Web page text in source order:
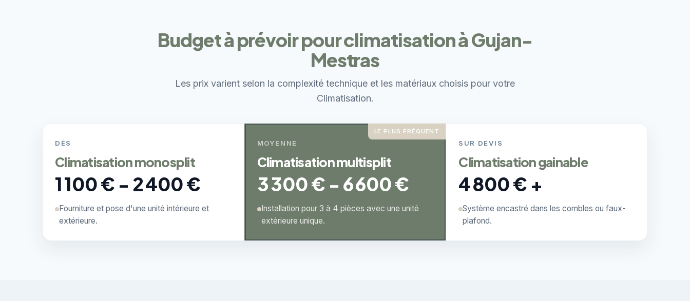
Budget à prévoir pour climatisation à Gujan-
Mestras
Les prix varient selon la complexité technique et les matériaux choisis pour votre
Climatisation.
DÈS
Climatisation monosplit
1 100 € - 2 400 €
Fourniture et pose d'une unité intérieure et
extérieure.
LE PLUS FRÉQUENT
MOYENNE
Climatisation multisplit
3 300 € - 6 600 €
Installation pour 3 à 4 pièces avec une unité
extérieure unique.
SUR DEVIS
Climatisation gainable
4 800 € +
Système encastré dans les combles ou faux-
plafond.